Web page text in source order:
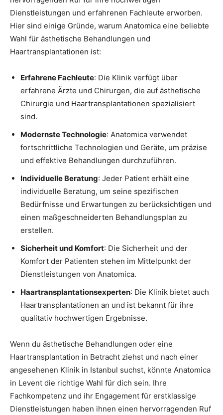
Dienstleistungen und erfahrenen Fachleute erworben.
Hier sind einige Gründe, warum Anatomica eine beliebte
Wahl für ästhetische Behandlungen und
Haartransplantationen ist:
Erfahrene Fachleute: Die Klinik verfügt über
erfahrene Ärzte und Chirurgen, die auf ästhetische
Chirurgie und Haartransplantationen spezialisiert
sind.
Modernste Technologie: Anatomica verwendet
fortschrittliche Technologien und Geräte, um präzise
und effektive Behandlungen durchzuführen.
Individuelle Beratung: Jeder Patient erhält eine
individuelle Beratung, um seine spezifischen
Bedürfnisse und Erwartungen zu berücksichtigen und
einen maßgeschneiderten Behandlungsplan zu
erstellen.
Sicherheit und Komfort: Die Sicherheit und der
Komfort der Patienten stehen im Mittelpunkt der
Dienstleistungen von Anatomica.
Haartransplantationsexperten: Die Klinik bietet auch
Haartransplantationen an und ist bekannt für ihre
qualitativ hochwertigen Ergebnisse.
Wenn du ästhetische Behandlungen oder eine
Haartransplantation in Betracht ziehst und nach einer
angesehenen Klinik in Istanbul suchst, könnte Anatomica
in Levent die richtige Wahl für dich sein. Ihre
Fachkompetenz und ihr Engagement für erstklassige
Dienstleistungen haben ihnen einen hervorragenden Ruf